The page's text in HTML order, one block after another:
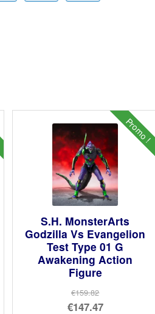
Promo !
S.H. MonsterArts
Godzilla Vs Evangelion
Test Type 01 G
Awakening Action
Figure
€159.82
Le
€147.47